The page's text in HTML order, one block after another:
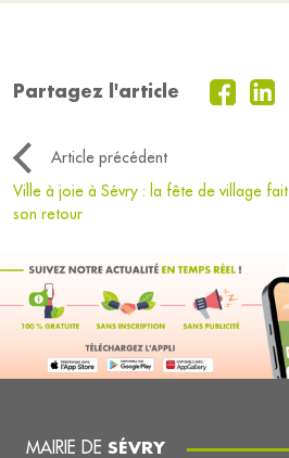
Partagez l'article
Article précédent
Ville à joie à Sévry : la fête de village fait
son retour
MAIRIE DE SÉVRY